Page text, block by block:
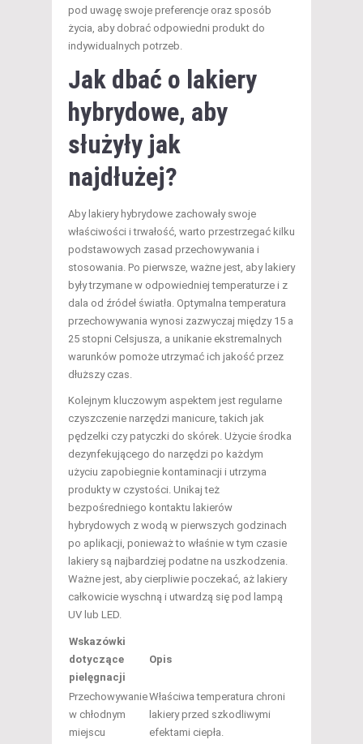
pod uwagę swoje preferencje oraz sposób
życia, aby dobrać odpowiedni produkt do
indywidualnych potrzeb.
Jak dbać o lakiery
hybrydowe, aby
służyły jak
najdłużej?
Aby lakiery hybrydowe zachowały swoje
właściwości i trwałość, warto przestrzegać kilku
podstawowych zasad przechowywania i
stosowania. Po pierwsze, ważne jest, aby lakiery
były trzymane w odpowiedniej temperaturze i z
dala od źródeł światła. Optymalna temperatura
przechowywania wynosi zazwyczaj między 15 a
25 stopni Celsjusza, a unikanie ekstremalnych
warunków pomoże utrzymać ich jakość przez
dłuższy czas.
Kolejnym kluczowym aspektem jest regularne
czyszczenie narzędzi manicure, takich jak
pędzelki czy patyczki do skórek. Użycie środka
dezynfekującego do narzędzi po każdym
użyciu zapobiegnie kontaminacji i utrzyma
produkty w czystości. Unikaj też
bezpośredniego kontaktu lakierów
hybrydowych z wodą w pierwszych godzinach
po aplikacji, ponieważ to właśnie w tym czasie
lakiery są najbardziej podatne na uszkodzenia.
Ważne jest, aby cierpliwie poczekać, aż lakiery
całkowicie wyschną i utwardzą się pod lampą
UV lub LED.
Wskazówki
dotyczące
pielęgnacji
Opis
Przechowywanie
w chłodnym
miejscu
Właściwa temperatura chroni
lakiery przed szkodliwymi
efektami ciepła.